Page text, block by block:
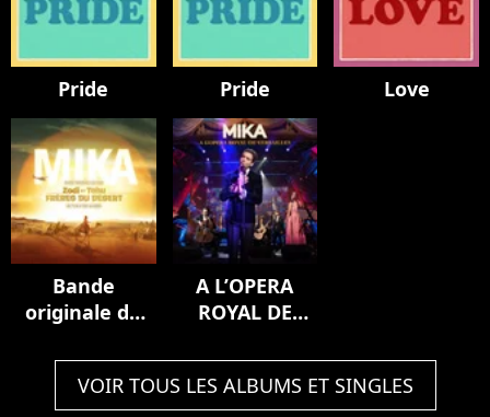
Pride Pride Love
Bande
originale du
Téhu, frères
du désert
A L’OPERA
ROYAL DE
(Live)
VOIR TOUS LES ALBUMS ET SINGLES